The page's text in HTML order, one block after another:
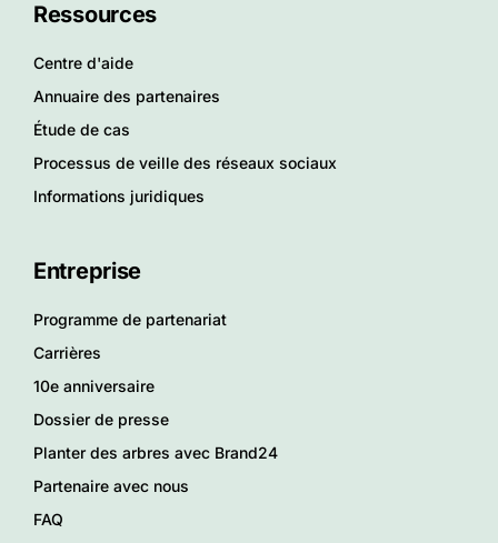
Ressources
Centre d'aide
Annuaire des partenaires
Étude de cas
Processus de veille des réseaux sociaux
Informations juridiques
Entreprise
Programme de partenariat
Carrières
10e anniversaire
Dossier de presse
Planter des arbres avec Brand24
Partenaire avec nous
FAQ